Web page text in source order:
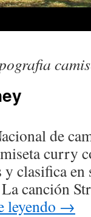
de
curry
clasifica en
canción
leyendo →